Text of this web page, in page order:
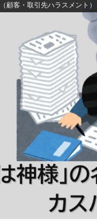
客・取引先ハラスメント）